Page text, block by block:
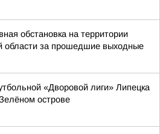
обстановка на территории
области за прошедшие выходные
«Дворовой лиги» Липецка
острове